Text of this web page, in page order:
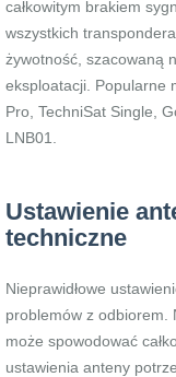
całkowitym brakiem
wszystkich
żywotność, szacowaną
eksploatacji. Popularne
Pro, TechniSat Single,
LNB01.
Ustawienie
techniczne
Nieprawidłowe
problemów z odbiorem.
może spowodować
ustawienia anteny